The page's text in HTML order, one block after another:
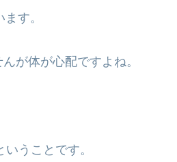
す。
が体が心配ですよね。
うことです。